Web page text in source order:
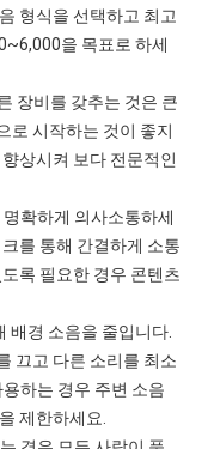
형식을 선택하고 최고
을 목표로 하세
장비를 갖추는 것은 큰
로 시작하는 것이 좋지
상시켜 보다 전문적인
확하게 의사소통하세
를 통해 간결하게 소통
록 필요한 경우 콘텐츠
배경 소음을 줄입니다.
끄고 다른 소리를 최소
하는 경우 주변 소음
제한하세요.